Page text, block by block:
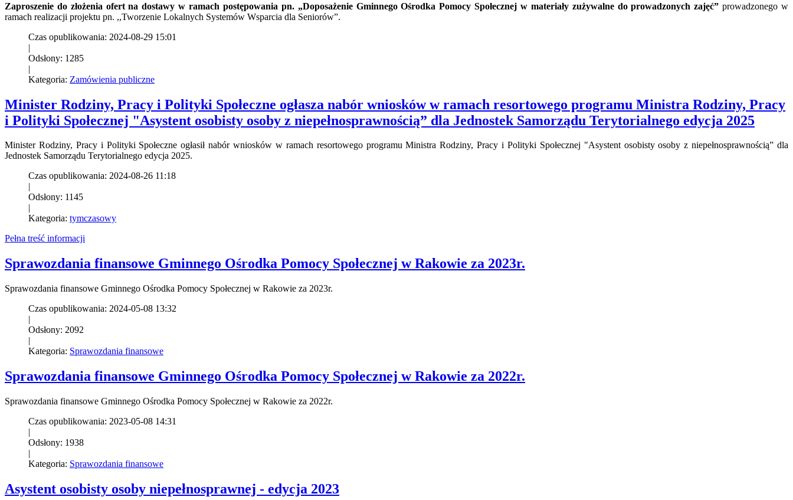
Zaproszenie do złożenia ofert na dostawy w ramach postępowania pn. „Doposażenie Gminnego Ośrodka Pomocy Społecznej w materiały zużywalne do prowadzonych zajęć”prowadzonego w
ramach realizacji projektu pn. ,,Tworzenie Lokalnych Systemów Wsparcia dla Seniorów”.
Czas opublikowania: 2024-08-29 15:01
|
Odsłony: 1285
|
Kategoria: Zamówienia publiczne
Minister Rodziny, Pracy i Polityki Społeczne ogłasza nabór wniosków w ramach resortowego programu Ministra Rodziny, Pracy
i Polityki Społecznej "Asystent osobisty osoby z niepełnosprawnością” dla Jednostek Samorządu Terytorialnego edycja 2025
Minister Rodziny, Pracy i Polityki Społeczne ogłasił nabór wniosków w ramach resortowego programu Ministra Rodziny, Pracy i Polityki Społecznej "Asystent osobisty osoby z niepełnosprawnością” dla
Jednostek Samorządu Terytorialnego edycja 2025.
Czas opublikowania: 2024-08-26 11:18
|
Odsłony: 1145
|
Kategoria: tymczasowy
Pełna treść informacji
Sprawozdania finansowe Gminnego Ośrodka Pomocy Społecznej w Rakowie za 2023r.
Sprawozdania finansowe Gminnego Ośrodka Pomocy Społecznej w Rakowie za 2023r.
Czas opublikowania: 2024-05-08 13:32
|
Odsłony: 2092
|
Kategoria: Sprawozdania finansowe
Sprawozdania finansowe Gminnego Ośrodka Pomocy Społecznej w Rakowie za 2022r.
Sprawozdania finansowe Gminnego Ośrodka Pomocy Społecznej w Rakowie za 2022r.
Czas opublikowania: 2023-05-08 14:31
|
Odsłony: 1938
|
Kategoria: Sprawozdania finansowe
Asystent osobisty osoby niepełnosprawnej - edycja 2023